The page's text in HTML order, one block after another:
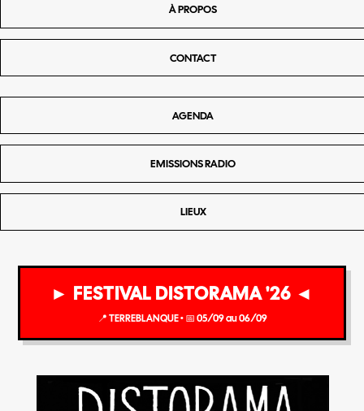
À PROPOS
CONTACT
AGENDA
EMISSIONS RADIO
LIEUX
► FESTIVAL DISTORAMA '26 ◄
📍 TERREBLANQUE • 📅 05/09 au 06/09